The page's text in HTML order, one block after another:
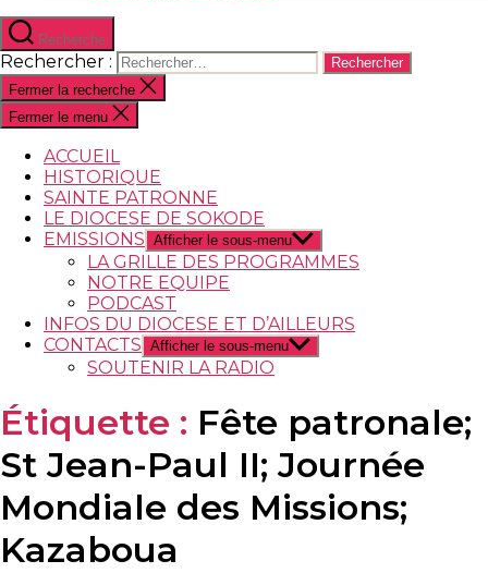
Recherche
Rechercher :
Fermer la recherche
Fermer le menu
ACCUEIL
HISTORIQUE
SAINTE PATRONNE
LE DIOCESE DE SOKODE
EMISSIONS Afficher le sous-menu
LA GRILLE DES PROGRAMMES
NOTRE EQUIPE
PODCAST
INFOS DU DIOCESE ET D’AILLEURS
CONTACTS Afficher le sous-menu
SOUTENIR LA RADIO
Étiquette : Fête patronale;
St Jean-Paul II; Journée
Mondiale des Missions;
Kazaboua